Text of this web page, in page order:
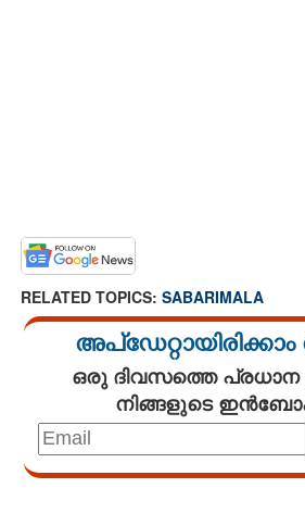
RELATED TOPICS: SABARIMALA
ഒരു ദിവസത്തെ
നിങ്ങളുടെ